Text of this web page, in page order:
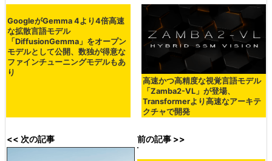
GoogleがGemma 4より4倍高速
な拡散言語モデル
「DiffusionGemma」をオープン
モデルとして公開、数独が得意な
ファインチューニングモデルもあ
り
高速かつ高精度な視覚言語モデル
「Zamba2-VL」が登場、
Transformerより高速なアーキテ
クチャで開発
<< 次の記事 前の記事 >>